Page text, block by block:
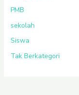
PMB
sekolah
Siswa
Tak Berkategori